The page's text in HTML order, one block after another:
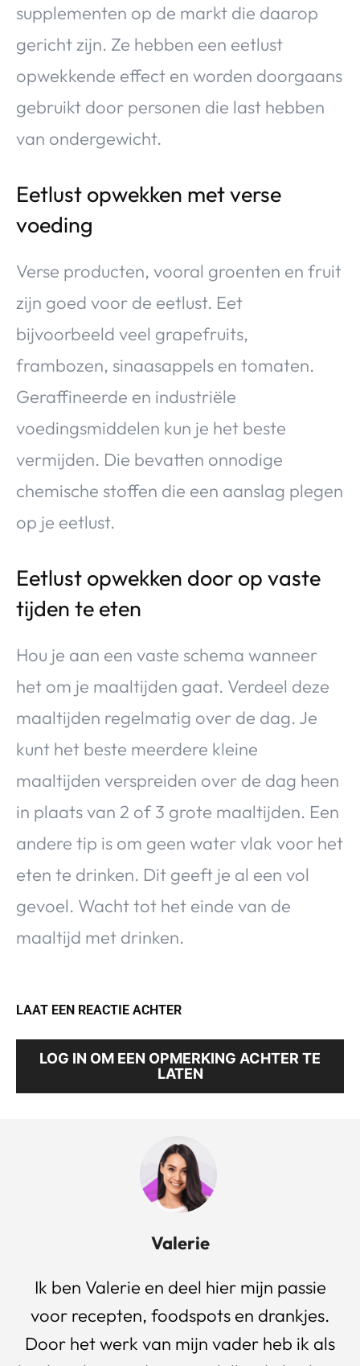
supplementen op de markt die daarop
gericht zijn. Ze hebben een eetlust
opwekkende effect en worden doorgaans
gebruikt door personen die last hebben
van ondergewicht.
Eetlust opwekken met verse
voeding
Verse producten, vooral groenten en fruit
zijn goed voor de eetlust. Eet
bijvoorbeeld veel grapefruits,
frambozen, sinaasappels en tomaten.
Geraffineerde en industriële
voedingsmiddelen kun je het beste
vermijden. Die bevatten onnodige
chemische stoffen die een aanslag plegen
op je eetlust.
Eetlust opwekken door op vaste
tijden te eten
Hou je aan een vaste schema wanneer
het om je maaltijden gaat. Verdeel deze
maaltijden regelmatig over de dag. Je
kunt het beste meerdere kleine
maaltijden verspreiden over de dag heen
in plaats van 2 of 3 grote maaltijden. Een
andere tip is om geen water vlak voor het
eten te drinken. Dit geeft je al een vol
gevoel. Wacht tot het einde van de
maaltijd met drinken.
LAAT EEN REACTIE ACHTER
LOG IN OM EEN OPMERKING ACHTER TE
LATEN
Valerie
Ik ben Valerie en deel hier mijn passie
voor recepten, foodspots en drankjes.
Door het werk van mijn vader heb ik als